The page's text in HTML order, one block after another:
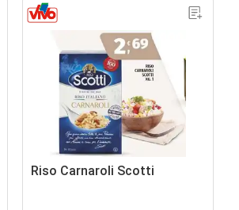
Riso Carnaroli Scotti